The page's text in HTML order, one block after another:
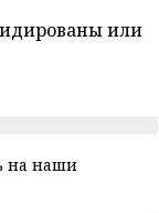
или
на наши